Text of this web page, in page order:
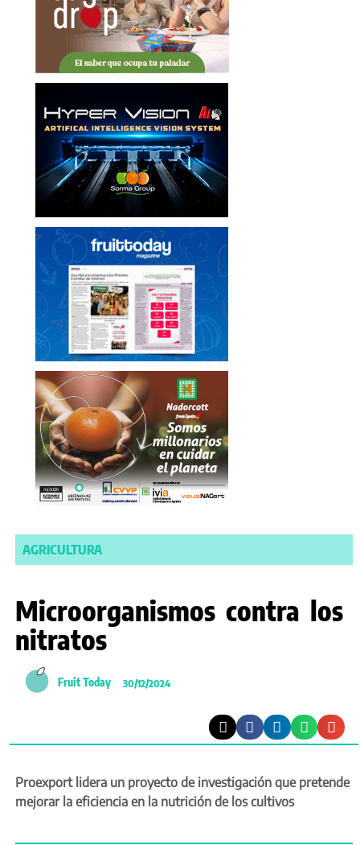
AGRICULTURA
Microorganismos contra los
nitratos
Fruit Today 30/12/2024
Proexport lidera un proyecto de investigación que pretende
mejorar la eficiencia en la nutrición de los cultivos